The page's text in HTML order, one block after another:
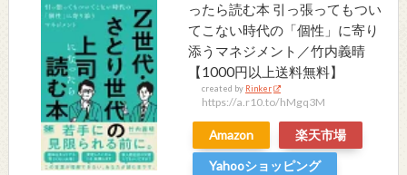
ったら読む本 引っ張ってもつい
てこない時代の「個性」に寄り
添うマネジメント／竹内義晴
【1000円以上送料無料】
created by Rinker
https://a.r10.to/hMgq3M
Amazon
楽天市場
Yahooショッピング